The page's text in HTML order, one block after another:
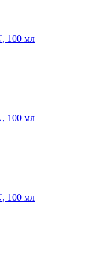
100 мл
100 мл
100 мл